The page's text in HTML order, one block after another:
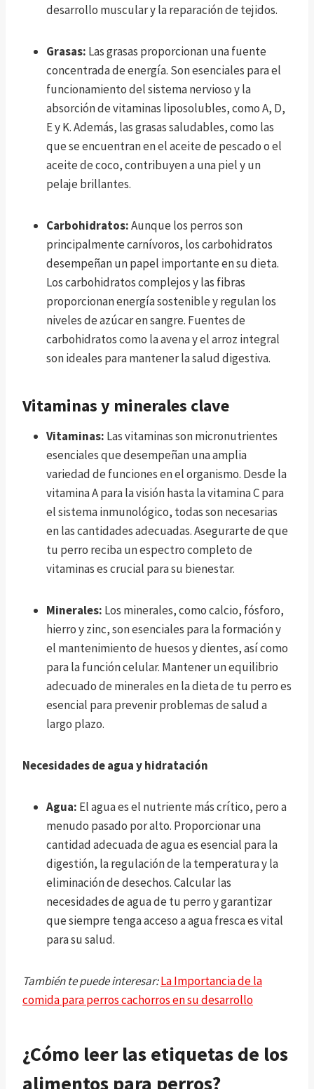
desarrollo muscular y la reparación de tejidos.
Grasas: Las grasas proporcionan una fuente
concentrada de energía. Son esenciales para el
funcionamiento del sistema nervioso y la
absorción de vitaminas liposolubles, como A, D,
E y K. Además, las grasas saludables, como las
que se encuentran en el aceite de pescado o el
aceite de coco, contribuyen a una piel y un
pelaje brillantes.
Carbohidratos:Aunque los perros son
principalmente carnívoros, los carbohidratos
desempeñan un papel importante en su dieta.
Los carbohidratos complejos y las fibras
proporcionan energía sostenible y regulan los
niveles de azúcar en sangre. Fuentes de
carbohidratos como la avena y el arroz integral
son ideales para mantener la salud digestiva.
Vitaminas y minerales clave
Vitaminas: Las vitaminas son micronutrientes
esenciales que desempeñan una amplia
variedad de funciones en el organismo. Desde la
vitamina A para la visión hasta la vitamina C para
el sistema inmunológico, todas son necesarias
en las cantidades adecuadas. Asegurarte de que
tu perro reciba un espectro completo de
vitaminas es crucial para su bienestar.
Minerales: Los minerales, como calcio, fósforo,
hierro y zinc, son esenciales para la formación y
el mantenimiento de huesos y dientes, así como
para la función celular. Mantener un equilibrio
adecuado de minerales en la dieta de tu perro es
esencial para prevenir problemas de salud a
largo plazo.
Necesidades de agua y hidratación
Agua: El agua es el nutriente más crítico, pero a
menudo pasado por alto. Proporcionar una
cantidad adecuada de agua es esencial para la
digestión, la regulación de la temperatura y la
eliminación de desechos. Calcular las
necesidades de agua de tu perro y garantizar
que siempre tenga acceso a agua fresca es vital
para su salud.
También te puede interesar:La Importancia de la
comida para perros cachorros en su desarrollo
¿Cómo leer las etiquetas de los
alimentos para perros?